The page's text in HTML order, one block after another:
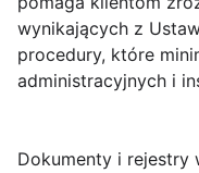
wynikających z
procedury, które
administracyjnych i
Dokumenty i rejestry